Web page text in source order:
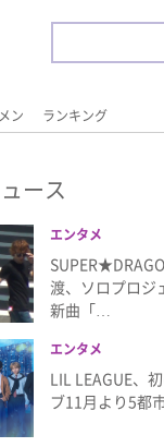
ン ランキング
ース
エンタメ
渡、ソロプロジ
新曲「…
エンタメ
LIL LEAGUE、
ブ11月より5都